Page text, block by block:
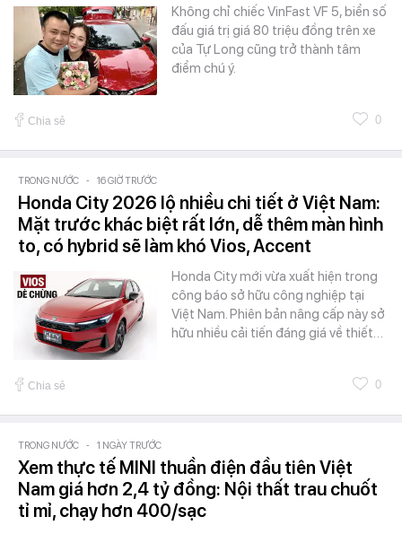
Không chỉ chiếc VinFast VF 5, biển số
đấu giá trị giá 80 triệu đồng trên xe
của Tự Long cũng trở thành tâm
điểm chú ý.
Chia sẻ 0
TRONG NƯỚC - 16 GIỜ TRƯỚC
Honda City 2026 lộ nhiều chi tiết ở Việt Nam:
Mặt trước khác biệt rất lớn, dễ thêm màn hình
to, có hybrid sẽ làm khó Vios, Accent
Honda City mới vừa xuất hiện trong
công báo sở hữu công nghiệp tại
Việt Nam. Phiên bản nâng cấp này sở
hữu nhiều cải tiến đáng giá về thiết…
Chia sẻ 0
TRONG NƯỚC - 1 NGÀY TRƯỚC
Xem thực tế MINI thuần điện đầu tiên Việt
Nam giá hơn 2,4 tỷ đồng: Nội thất trau chuốt
tỉ mỉ, chạy hơn 400/sạc